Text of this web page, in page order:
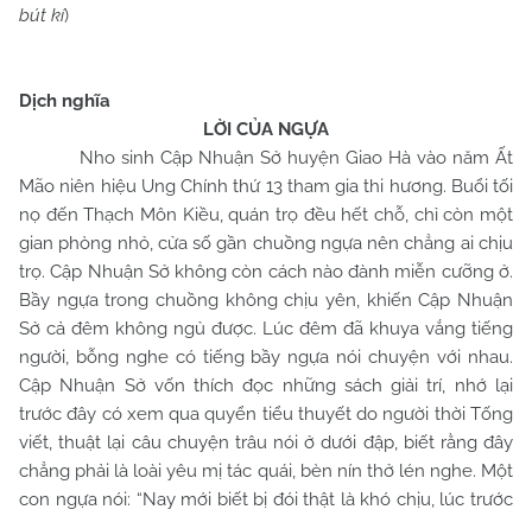
bút kí)
Dịch nghĩa
LỜI CỦA NGỰA
Nho sinh Cập Nhuận Sở huyện Giao Hà vào năm Ất
Mão niên hiệu Ung Chính thứ 13 tham gia thi hương. Buổi tối
nọ đến Thạch Môn Kiều, quán trọ đều hết chỗ, chỉ còn một
gian phòng nhỏ, cửa số gần chuồng ngựa nên chẳng ai chịu
trọ. Cập Nhuận Sở không còn cách nào đành miễn cưỡng ở.
Bầy ngựa trong chuồng không chịu yên, khiến Cập Nhuận
Sở cả đêm không ngủ được. Lúc đêm đã khuya vắng tiếng
người, bỗng nghe có tiếng bầy ngựa nói chuyện với nhau.
Cập Nhuận Sở vốn thích đọc những sách giải trí, nhớ lại
trước đây có xem qua quyển tiểu thuyết do người thời Tống
viết, thuật lại câu chuyện trâu nói ở dưới đập, biết rằng đây
chẳng phải là loài yêu mị tác quái, bèn nín thở lén nghe. Một
con ngựa nói: “Nay mới biết bị đói thật là khó chịu, lúc trước